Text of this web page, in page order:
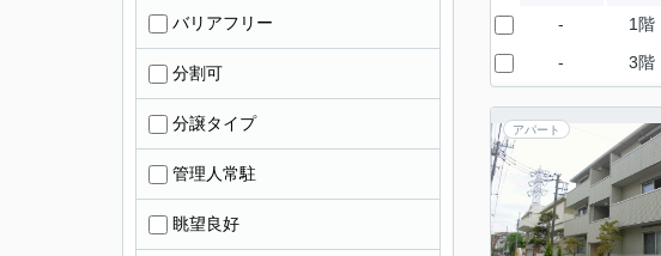
- 1階
- 3階
アパート
バリアフリー
分割可
分譲タイプ
管理人常駐
眺望良好